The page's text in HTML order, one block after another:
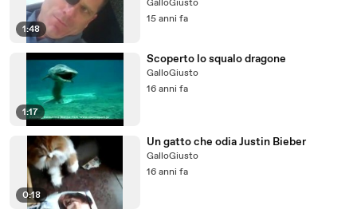
1:48
GalloGiusto
15 anni fa
1:17
Scoperto lo squalo dragone
GalloGiusto
16 anni fa
0:18
Un gatto che odia Justin Bieber
GalloGiusto
16 anni fa